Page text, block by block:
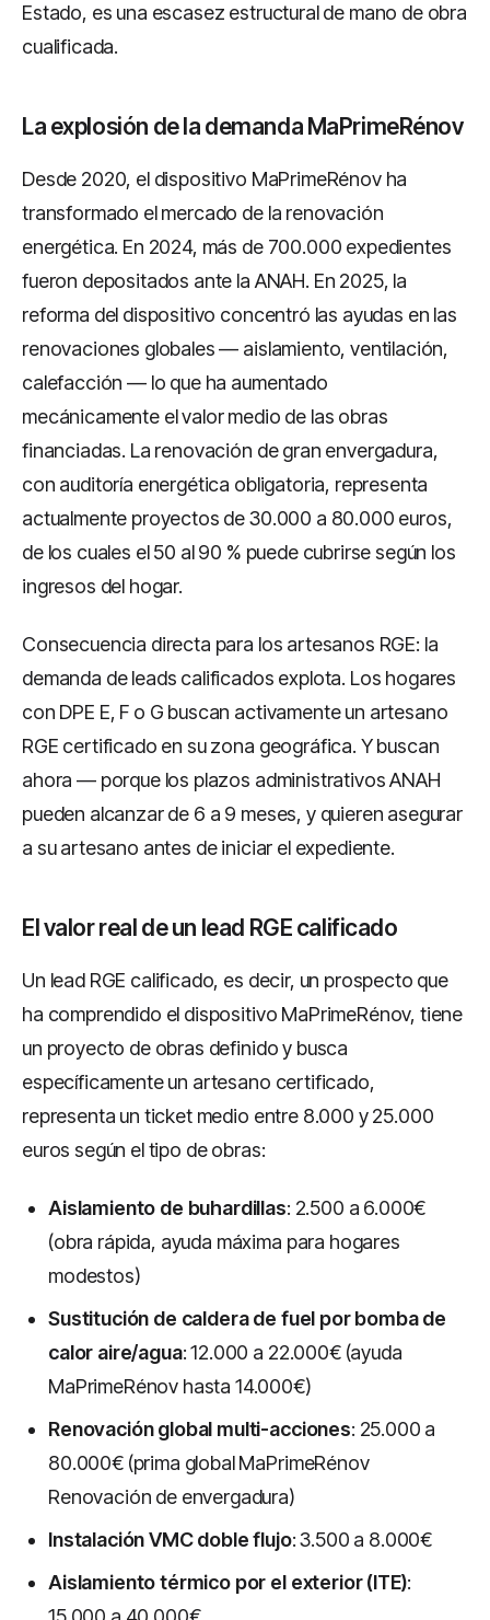
Estado, es una escasez estructural de mano de obra
cualificada.
La explosión de la demanda MaPrimeRénov
Desde 2020, el dispositivo MaPrimeRénov ha
transformado el mercado de la renovación
energética. En 2024, más de 700.000 expedientes
fueron depositados ante la ANAH. En 2025, la
reforma del dispositivo concentró las ayudas en las
renovaciones globales — aislamiento, ventilación,
calefacción — lo que ha aumentado
mecánicamente el valor medio de las obras
financiadas. La renovación de gran envergadura,
con auditoría energética obligatoria, representa
actualmente proyectos de 30.000 a 80.000 euros,
de los cuales el 50 al 90 % puede cubrirse según los
ingresos del hogar.
Consecuencia directa para los artesanos RGE: la
demanda de leads calificados explota. Los hogares
con DPE E, F o G buscan activamente un artesano
RGE certificado en su zona geográfica. Y buscan
ahora — porque los plazos administrativos ANAH
pueden alcanzar de 6 a 9 meses, y quieren asegurar
a su artesano antes de iniciar el expediente.
El valor real de un lead RGE calificado
Un lead RGE calificado, es decir, un prospecto que
ha comprendido el dispositivo MaPrimeRénov, tiene
un proyecto de obras definido y busca
específicamente un artesano certificado,
representa un ticket medio entre 8.000 y 25.000
euros según el tipo de obras:
Aislamiento de buhardillas: 2.500 a 6.000€
(obra rápida, ayuda máxima para hogares
modestos)
Sustitución de caldera de fuel por bomba de
calor aire/agua: 12.000 a 22.000€ (ayuda
MaPrimeRénov hasta 14.000€)
Renovación global multi-acciones: 25.000 a
80.000€ (prima global MaPrimeRénov
Renovación de envergadura)
Instalación VMC doble flujo: 3.500 a 8.000€
Aislamiento térmico por el exterior (ITE):